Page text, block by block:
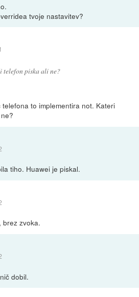
tvoje nastavitev?
telefon piska ali ne?
to implementira not. Kateri
tiho. Huawei je piskal.
brez zvoka.
dobil.